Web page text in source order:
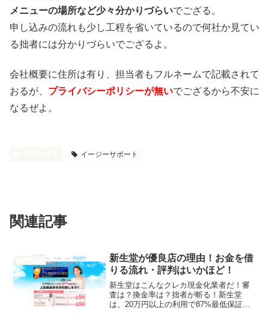
メニューの場所など少々分かりづらいでござる。
申し込みの流れも少し工程を省いているので何社か見てい
る拙者には分かりづらいでござるよ。
会社概要に住所は有り、担当者もフルネームで記載されて
おるが、 プライバシーポリシーが無いでござるから不安に
なるぜよ。
イージーサポート
関連記事
新生堂が優良店の理由！お金を借
りる流れ・評判はいかほど！
新生堂はこんなクレカ現金化業者だ！審
査は？換金率は？拙者が斬る！新生堂
は、20万円以上の利用で87%最低保証！